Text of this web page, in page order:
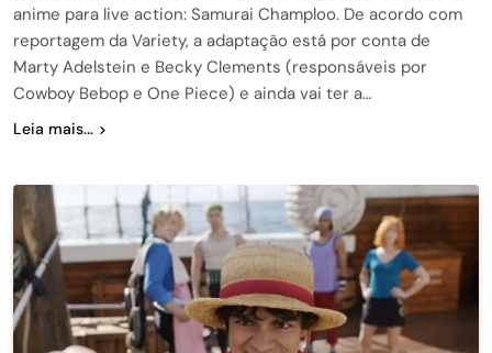
anime para live action: Samurai Champloo. De acordo com
reportagem da Variety, a adaptação está por conta de
Marty Adelstein e Becky Clements (responsáveis por
Cowboy Bebop e One Piece) e ainda vai ter a…
Leia mais...